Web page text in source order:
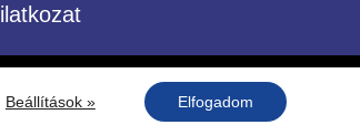
Beállítások » Elfogadom